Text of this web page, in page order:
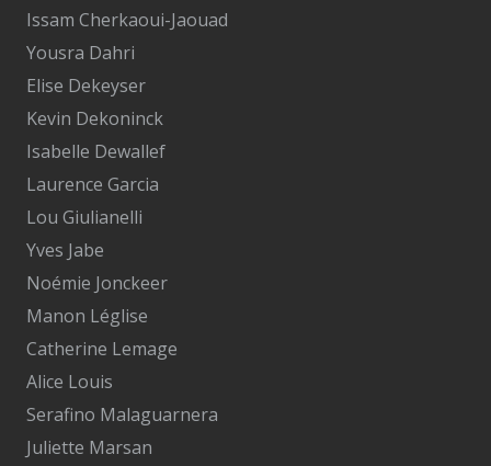
Issam Cherkaoui-Jaouad
Yousra Dahri
Elise Dekeyser
Kevin Dekoninck
Isabelle Dewallef
Laurence Garcia
Lou Giulianelli
Yves Jabe
Noémie Jonckeer
Manon Léglise
Catherine Lemage
Alice Louis
Serafino Malaguarnera
Juliette Marsan